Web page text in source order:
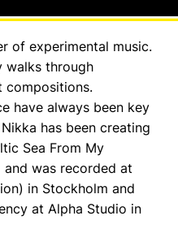
of experimental music.
walks through
compositions.
have always been key
has been creating
Sea From My
and was recorded at
in Stockholm and
at Alpha Studio in